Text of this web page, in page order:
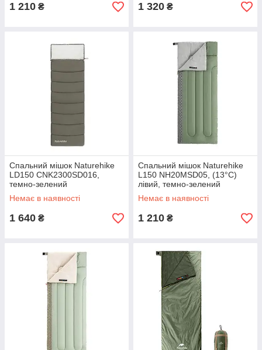
1 210 ₴ 1 320 ₴
Спальний мішок Naturehike
LD150 CNK2300SD016,
темно-зелений
Немає в наявності
1 640 ₴
Спальний мішок Naturehike
L150 NH20MSD05, (13°C)
лівий, темно-зелений
Немає в наявності
1 210 ₴